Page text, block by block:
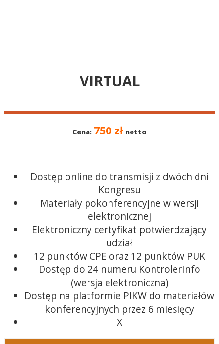
VIRTUAL
Cena: 750 zł netto
Dostęp online do transmisji z dwóch dni
Kongresu
Materiały pokonferencyjne w wersji
elektronicznej
Elektroniczny certyfikat potwierdzający
udział
12 punktów CPE oraz 12 punktów PUK
Dostęp do 24 numeru KontrolerInfo
(wersja elektroniczna)
Dostęp na platformie PIKW do materiałów
konferencyjnych przez 6 miesięcy
X